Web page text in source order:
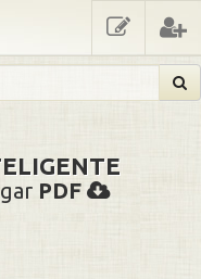
PDF